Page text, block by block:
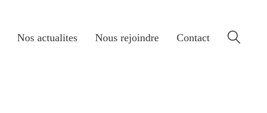
Nos actualites Nous rejoindre Contact